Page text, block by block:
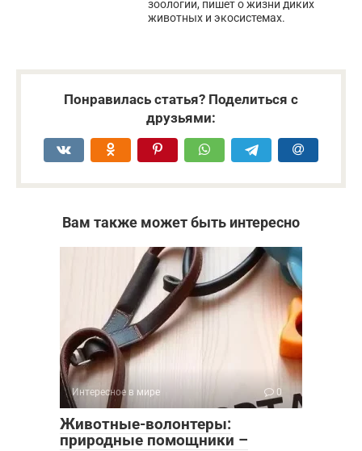
зоологии, пишет о жизни диких
животных и экосистемах.
Понравилась статья? Поделиться с
друзьями:
Вам также может быть интересно
Интересное в мире 0
Животные-волонтеры:
природные помощники –